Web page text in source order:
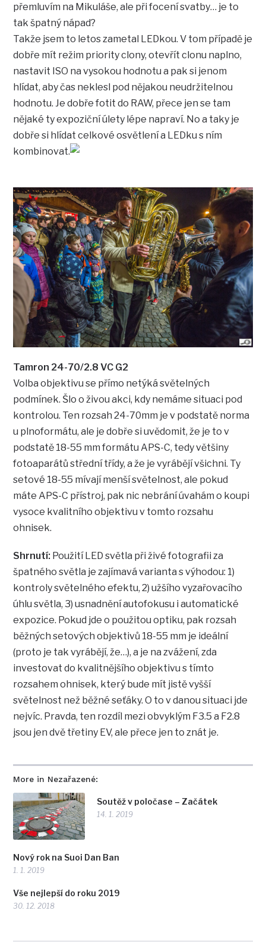
More in Nezařazené:
Soutěž v poločase – Začátek
14. 1. 2019
Nový rok na Suoi Dan Ban
1. 1. 2019
Vše nejlepší do roku 2019
30. 12. 2018
přemluvím na Mikuláše, ale při focení svatby… je to
tak špatný nápad?
Takže jsem to letos zametal LEDkou. V tom případě je
dobře mít režim priority clony, otevřít clonu naplno,
nastavit ISO na vysokou hodnotu a pak si jenom
hlídat, aby čas neklesl pod nějakou neudržitelnou
hodnotu. Je dobře fotit do RAW, přece jen se tam
nějaké ty expoziční úlety lépe napraví. No a taky je
dobře si hlídat celkové osvětlení a LEDku s ním
kombinovat.
Tamron 24-70/2.8 VC G2
Volba objektivu se přímo netýká světelných
podmínek. Šlo o živou akci, kdy nemáme situaci pod
kontrolou. Ten rozsah 24-70mm je v podstatě norma
u plnoformátu, ale je dobře si uvědomit, že je to v
podstatě 18-55 mm formátu APS-C, tedy většiny
fotoaparátů střední třídy, a že je vyrábějí všichni. Ty
setové 18-55 mívají menší světelnost, ale pokud
máte APS-C přístroj, pak nic nebrání úvahám o koupi
vysoce kvalitního objektivu v tomto rozsahu
ohnisek.
Shrnutí: Použití LED světla při živé fotografii za
špatného světla je zajímavá varianta s výhodou: 1)
kontroly světelného efektu, 2) užšího vyzařovacího
úhlu světla, 3) usnadnění autofokusu i automatické
expozice. Pokud jde o použitou optiku, pak rozsah
běžných setových objektivů 18-55 mm je ideální
(proto je tak vyrábějí, že…), a je na zvážení, zda
investovat do kvalitnějšího objektivu s tímto
rozsahem ohnisek, který bude mít jistě vyšší
světelnost než běžné seťáky. O to v danou situaci jde
nejvíc. Pravda, ten rozdíl mezi obvyklým F3.5 a F2.8
jsou jen dvě třetiny EV, ale přece jen to znát je.